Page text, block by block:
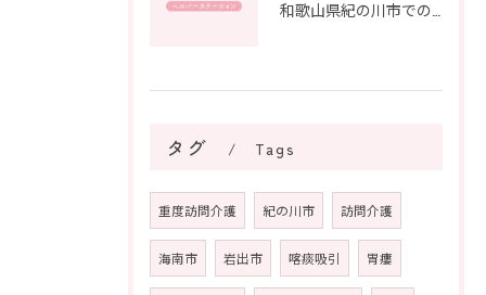
タグ Tags
重度訪問介護 紀の川市 訪問介護
海南市 岩出市 喀痰吸引 胃瘻